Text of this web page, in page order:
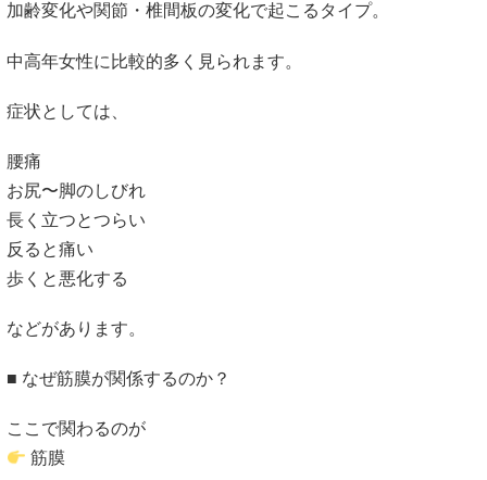
加齢変化や関節・椎間板の変化で起こるタイプ。
中高年女性に比較的多く見られます。
症状としては、
腰痛
お尻〜脚のしびれ
長く立つとつらい
反ると痛い
歩くと悪化する
などがあります。
■ なぜ筋膜が関係するのか？
ここで関わるのが
筋膜